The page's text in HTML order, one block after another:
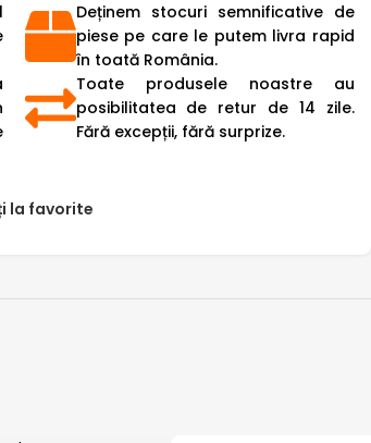
Deținem stocuri semnificative de
piese pe care le putem livra rapid
în toată România.
Toate produsele noastre au
posibilitatea de retur de 14 zile.
Fără excepții, fără surprize.
la favorite